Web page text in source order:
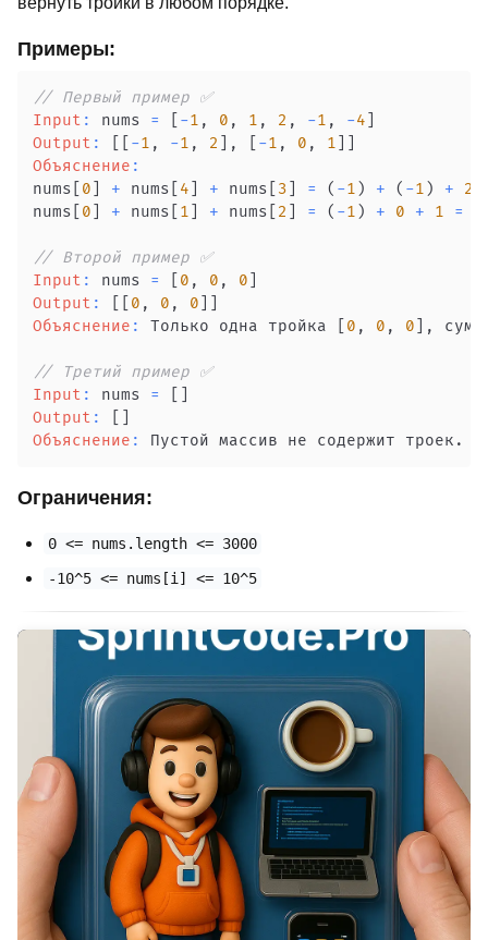
Примеры:
// Первый пример ✅
Input : nums = -1 , 0 , 1 , 2 , -1 , -4
Output : -1 , -1 , 2 , -1 , 0 , 1
Объяснение :
nums
0 + nums 4 + nums 3 = ( -1 ) + ( -1 ) + 2
nums
0 + nums 1 + nums 2 = ( -1 ) + 0 + 1 =
// Второй пример ✅
Input : nums = 0 , 0 , 0
Output : 0 , 0 , 0
Объяснение : Только одна тройка 0 , 0 , 0 ,
// Третий пример ✅
Input : nums =
Output :
Объяснение : Пустой массив не содержит троек .
Ограничения:
0 <= nums.length <= 3000
-10^5 <= nums[i] <= 10^5